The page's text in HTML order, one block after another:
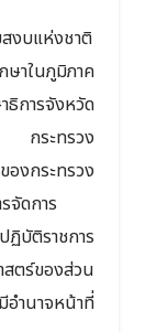
งบแห่งชาติ
าในภูมิภาค
การจังหวัด
กระทรวง
กระทรวง
จัดการ
บัติราชการ
สตร์ของส่วน
ำนาจหน้าที่